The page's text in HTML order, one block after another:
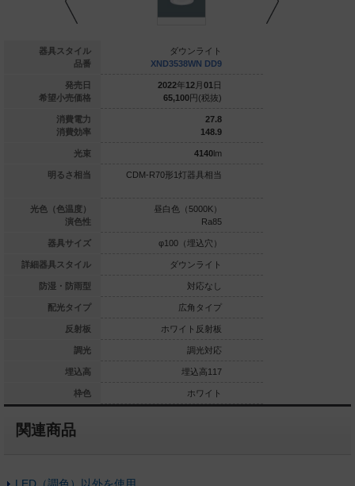
器具スタイル
品番
発売日
希望小売価格
消費電力
消費効率
光束
明るさ相当
光色（色温度）
演色性
器具サイズ
詳細器具スタイル
防湿・防雨型
配光タイプ
反射板
調光
埋込高
枠色
ダウンライト
円(税抜)
7
144.2
灯FDL27形1
白色（4000K）
（埋込穴）
ダウンライト
対応なし
拡散タイプ
ダウンライト
XND3538WN DD9
2022年12 月 01 日
65,100円(税抜)
27.8
148.9
4140lm
CDM-R70形1灯器具相当
昼白色（5000K）
Ra85
φ100（埋込穴）
ダウンライト
対応なし
広角タイプ
ホワイト反射板
調光対応
埋込高117
ホワイト
関連商品